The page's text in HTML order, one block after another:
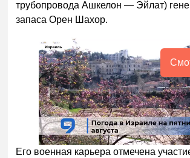
трубопровода Ашкелон — Эйлат)
запаса Орен Шахор.
Его военная карьера отмечена